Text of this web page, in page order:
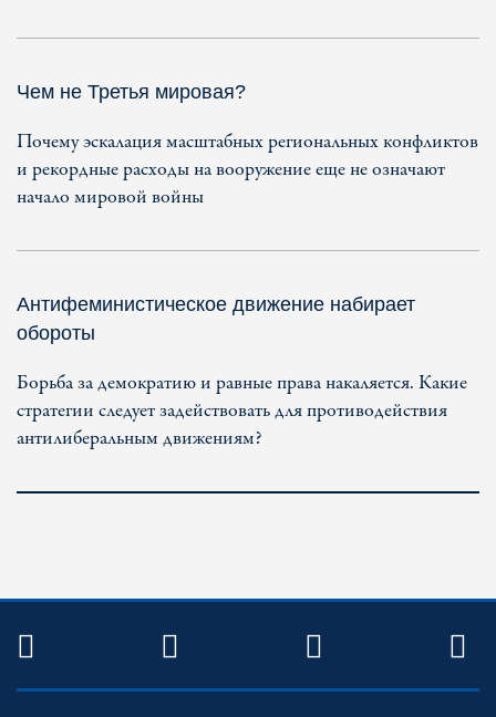
Чем не Третья мировая?
Почему эскалация масштабных региональных конфликтов
и рекордные расходы на вооружение еще не означают
начало мировой войны
Антифеминистическое движение набирает
обороты
Борьба за демократию и равные права накаляется. Какие
стратегии следует задействовать для противодействия
антилиберальным движениям?
TWITTER FACEBOOKYOUTUBE